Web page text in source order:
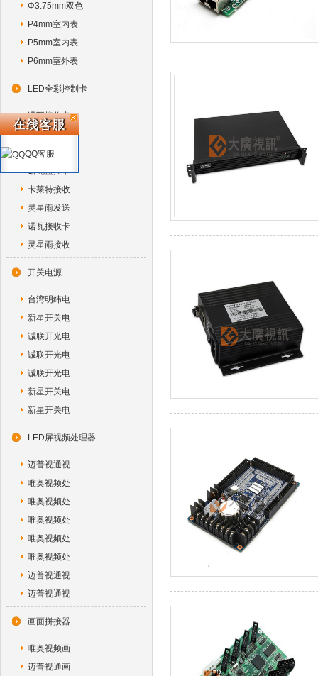
Φ3.75mm双色
P4mm室内表
P5mm室内表
P6mm室外表
LED全彩控制卡
诺瓦接收卡
诺瓦独立控
诺瓦光纤转
诺瓦监控卡
卡莱特接收
灵星雨发送
诺瓦接收卡
灵星雨接收
开关电源
台湾明纬电
新星开关电
诚联开光电
诚联开光电
诚联开光电
新星开关电
新星开关电
LED屏视频处理器
迈普视通视
唯奥视频处
唯奥视频处
唯奥视频处
唯奥视频处
唯奥视频处
迈普视通视
迈普视通视
画面拼接器
唯奥视频画
迈普视通画
QQ客服